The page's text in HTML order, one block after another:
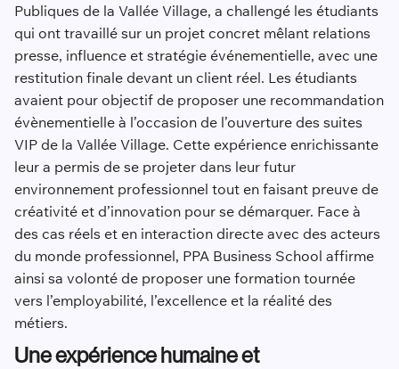
Publiques de la Vallée Village, a challengé les étudiants
qui ont travaillé sur un projet concret mêlant relations
presse, influence et stratégie événementielle, avec une
restitution finale devant un client réel. Les étudiants
avaient pour objectif de proposer une recommandation
évènementielle à l’occasion de l’ouverture des suites
VIP de la Vallée Village. Cette expérience enrichissante
leur a permis de se projeter dans leur futur
environnement professionnel tout en faisant preuve de
créativité et d’innovation pour se démarquer. Face à
des cas réels et en interaction directe avec des acteurs
du monde professionnel, PPA Business School affirme
ainsi sa volonté de proposer une formation tournée
vers l’employabilité, l’excellence et la réalité des
métiers.
Une expérience humaine et